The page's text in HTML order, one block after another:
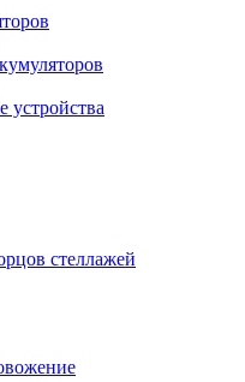
устройства
стеллажей